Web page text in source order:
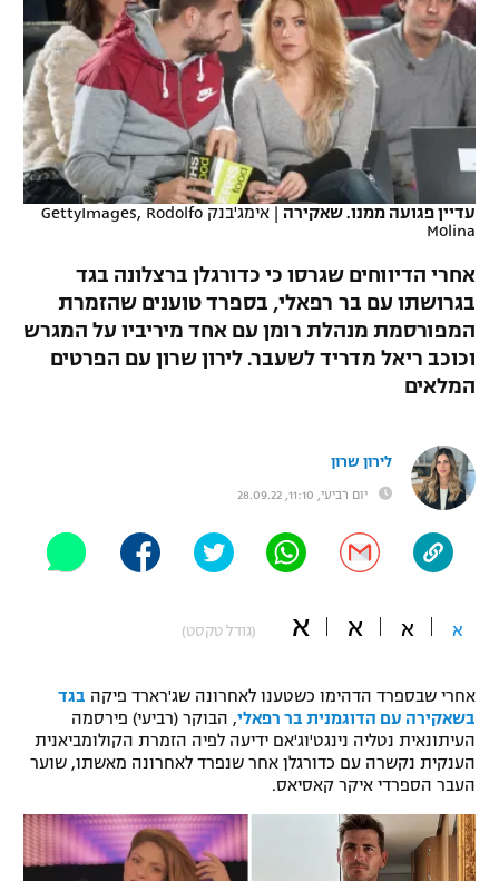
רץ ברשת
תוצאות
לוח שידורים
ברחבה
"מעל הליגה" – פודקאסט
"מחצית בשכונה" – פודקאסט
תקנון עבור פעילות אלקטרה
תקנון עבור פעילות ספורט 1 – "מרלן"
גיימינג E-Sports
תנאי שימוש
נבחרת ישראל
מכבי חיפה
בית"ר ירושלים
מכבי תל אביב
הפועל תל אביב
הפועל חיפה
הפועל באר שבע
בני יהודה
ליגה ספרדית
ליגה איטלקית
ליגה צרפתית
ליגה הולנדית
ליגה ברזילאית
כדורסל נשים
מכבי תל אביב
הפועל חולון
הפועל ירושלים
דני אבדיה
יורוליג
יורוקאפ
טניס
כדוריד
כדורעף
שחייה
ג'ודו
אגרוף
ספורט אולימפי
היאבקות WWE
אופניים
פוטבול אמריקאי NFL
בייסבול MLB
ספורט אתגרי ואקסטרים
אומנויות לחימה
עדיין פגועה ממנו. שאקירה |
אימג'בנק GettyImages, Rodolfo
Molina
אחרי הדיווחים שגרסו כי כדורגלן ברצלונה בגד
בגרושתו עם בר רפאלי, בספרד טוענים שהזמרת
המפורסמת מנהלת רומן עם אחד מיריביו על המגרש
וכוכב ריאל מדריד לשעבר. לירון שרון עם הפרטים
המלאים
לירון שרון
יום רביעי, 11:10, 28.09.22
א א א א (גודל טקסט)
אחרי שבספרד הדהימו כשטענו לאחרונה שג'רארד פיקה בגד
בשאקירה עם הדוגמנית בר רפאלי, הבוקר (רביעי) פירסמה
העיתונאית נטליה נינגט'וג'אם ידיעה לפיה הזמרת הקולומביאנית
הענקית נקשרה עם כדורגלן אחר שנפרד לאחרונה מאשתו, שוער
העבר הספרדי איקר קאסיאס.